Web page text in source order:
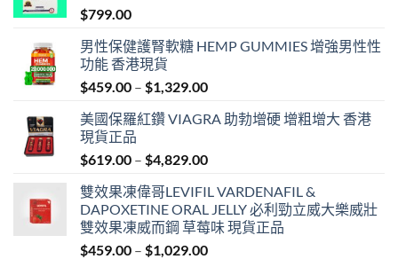
$799.00
男性保健護腎軟糖 HEMP GUMMIES 增強男性性
功能 香港現貨
$459.00 – $1,329.00Price
$459.00
$1,329.00
美國保羅紅鑽 VIAGRA 助勃增硬 增粗增大 香港
現貨正品
$619.00 – $4,829.00Price
$619.00
through
$4,829.00
雙效果凍偉哥LEVIFIL VARDENAFIL &
DAPOXETINE ORAL JELLY 必利勁立威大樂威壯
雙效果凍威而鋼 草莓味 現貨正品
$459.00 – $1,029.00Price